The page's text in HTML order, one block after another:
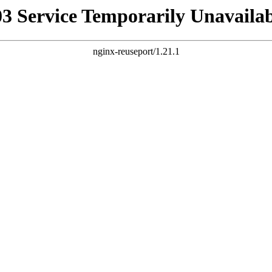
Service Temporarily
nginx-reuseport/1.21.1